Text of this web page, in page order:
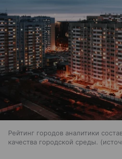
Рейтинг городов аналитики
качества городской среды.